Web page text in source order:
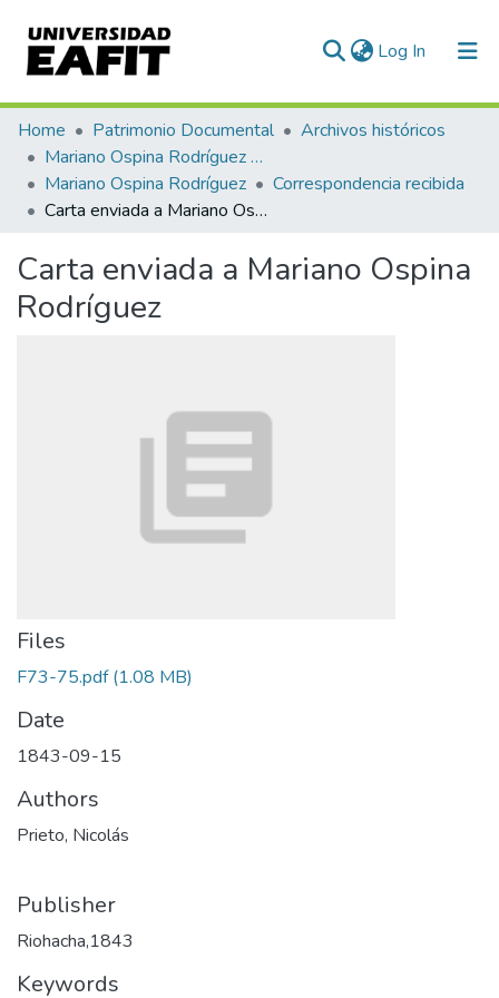
Log In (current)
Communities & Collections
All of DSpace
Statistics
Home Patrimonio Documental
Archivos históricos
Mariano Ospina Rodríguez (1826 -1912)
Mariano Ospina Rodríguez
Correspondencia recibida
Carta enviada a Mariano Ospina Rodríguez
Carta enviada a Mariano Ospina
Rodríguez
Files
F73-75.pdf(1.08 MB)
Date
1843-09-15
Authors
Prieto, Nicolás
Publisher
Riohacha,1843
Keywords